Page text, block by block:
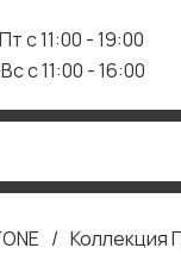
с 11:00 - 19:00
с 11:00 - 16:00
Коллекция